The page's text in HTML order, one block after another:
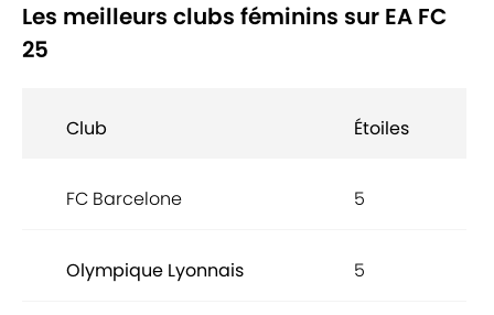
Les meilleurs clubs féminins sur EA FC
25
Club Étoiles
FC Barcelone 5
Olympique Lyonnais 5